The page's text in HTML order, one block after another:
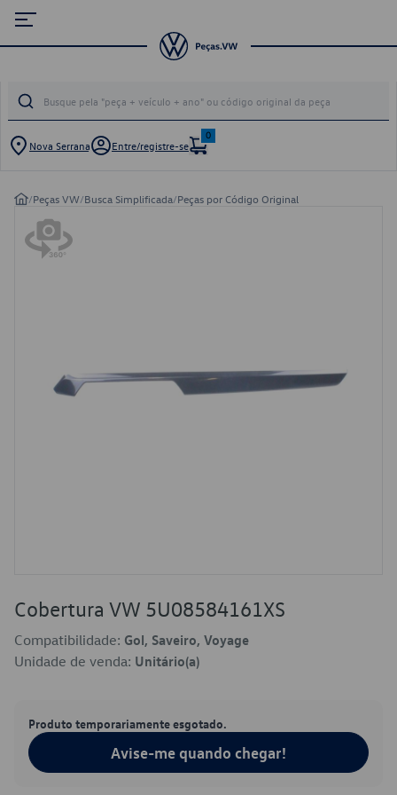
Nova Serrana Entre/registre-se
0
/Peças VW/Busca Simplificada/Peças por Código Original
Cobertura VW 5U08584161XS
Compatibilidade: Gol, Saveiro, Voyage
Unidade de venda: Unitário(a)
Produto temporariamente esgotado.
Avise-me quando chegar!